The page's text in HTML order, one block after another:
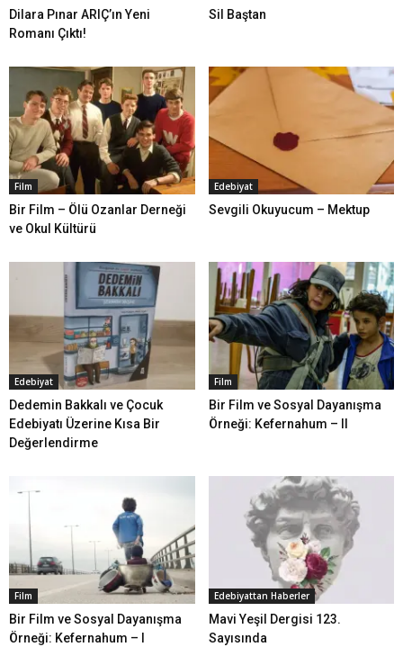
Dilara Pınar ARIÇ’ın Yeni
Romanı Çıktı!
Sil Baştan
Film
Bir Film – Ölü Ozanlar Derneği
ve Okul Kültürü
Edebiyat
Sevgili Okuyucum – Mektup
Edebiyat
Dedemin Bakkalı ve Çocuk
Edebiyatı Üzerine Kısa Bir
Değerlendirme
Film
Bir Film ve Sosyal Dayanışma
Örneği: Kefernahum – II
Film
Bir Film ve Sosyal Dayanışma
Örneği: Kefernahum – I
Edebiyattan Haberler
Mavi Yeşil Dergisi 123.
Sayısında